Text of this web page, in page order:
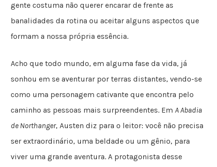
gente costuma não querer encarar de frente as
banalidades da rotina ou aceitar alguns aspectos que
formam a nossa própria essência.
Acho que todo mundo, em alguma fase da vida, já
sonhou em se aventurar por terras distantes, vendo-se
como uma personagem cativante que encontra pelo
caminho as pessoas mais surpreendentes. EmA Abadia
de Northanger, Austen diz para o leitor: você não precisa
ser extraordinário, uma beldade ou um gênio, para
viver uma grande aventura. A protagonista desse